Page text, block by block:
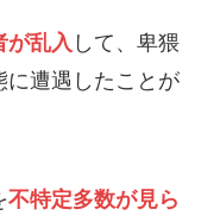
が乱入 して、卑猥
に遭遇したことが
不特定多数が見ら